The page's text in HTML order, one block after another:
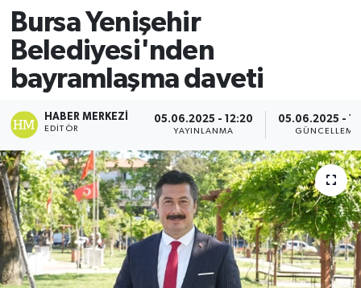
Bursa Yenişehir
Belediyesi'nden
bayramlaşma daveti
HABER MERKEZI
EDITÖR
05.06.2025 - 12:20
YAYINLANMA
05.06.2025 -
GÜNCELLEME